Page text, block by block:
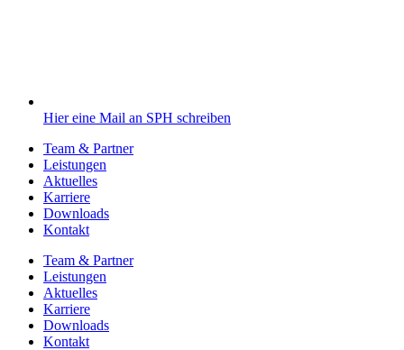
Hier eine Mail an SPH schreiben
Team & Partner
Leistungen
Aktuelles
Karriere
Downloads
Kontakt
Team & Partner
Leistungen
Aktuelles
Karriere
Downloads
Kontakt